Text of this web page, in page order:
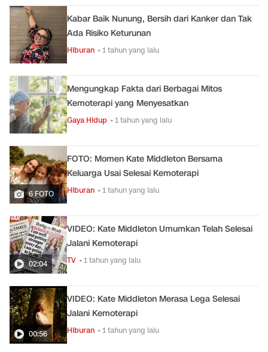
Kabar Baik Nunung, Bersih dari Kanker dan Tak
Ada Risiko Keturunan
Hiburan • 1 tahun yang lalu
Mengungkap Fakta dari Berbagai Mitos
Kemoterapi yang Menyesatkan
Gaya Hidup • 1 tahun yang lalu
6 FOTO
FOTO: Momen Kate Middleton Bersama
Keluarga Usai Selesai Kemoterapi
Hiburan • 1 tahun yang lalu
02:04
VIDEO: Kate Middleton Umumkan Telah Selesai
Jalani Kemoterapi
TV • 1 tahun yang lalu
00:56
VIDEO: Kate Middleton Merasa Lega Selesai
Jalani Kemoterapi
Hiburan • 1 tahun yang lalu